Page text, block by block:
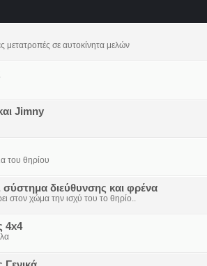
μετατροπές σε αυτοκίνητα μελών
Jimny
του θηρίου
διεύθυνσης και φρένα
στον χώμα την ισχύ του το θηρίο..
4x4